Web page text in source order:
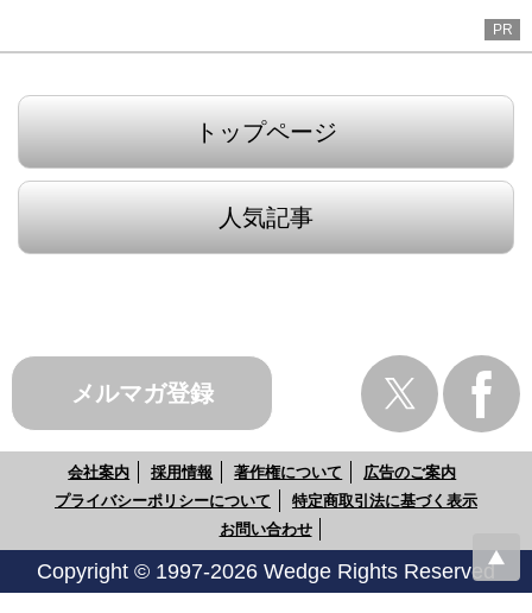
PR
トップページ
人気記事
メルマガ登録
会社案内 採用情報 著作権について
広告のご案内
プライバシーポリシーについて
特定商取引法に基づく表示
お問い合わせ
Copyright © 1997-2026 Wedge Rights Reserved